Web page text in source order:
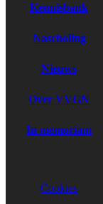
Kennisbank
Nascholing
Nieuws
Over VVGN
In memoriam
Cookies